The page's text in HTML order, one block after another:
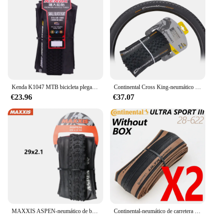
elevate your motorcycle's performance, making
every ride a joyride.
€23.96 €37.07